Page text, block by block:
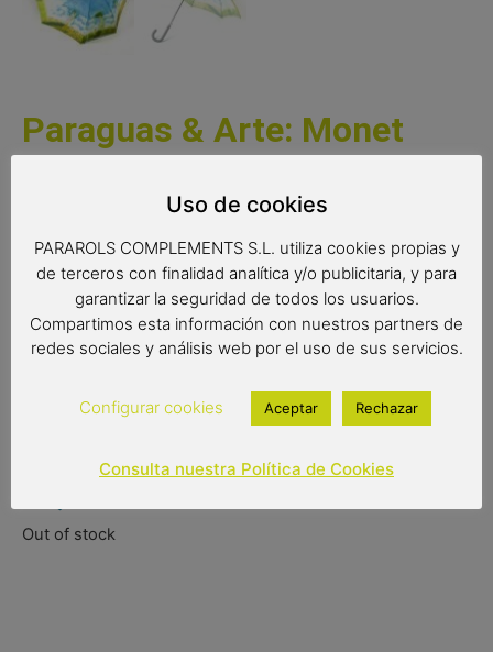
Paraguas & Arte: Monet
Sombrilla» de Claude Monet. Diseño exclusivo y original.
Medidas:
Radio: 61 cm.
Largo: 88 cm.
Out of stock
Uso de cookies
PARAROLS COMPLEMENTS S.L. utiliza cookies propias y
de terceros con finalidad analítica y/o publicitaria, y para
garantizar la seguridad de todos los usuarios.
Compartimos esta información con nuestros partners de
redes sociales y análisis web por el uso de sus servicios.
Configurar cookies Aceptar Rechazar
Consulta nuestra Política de Cookies